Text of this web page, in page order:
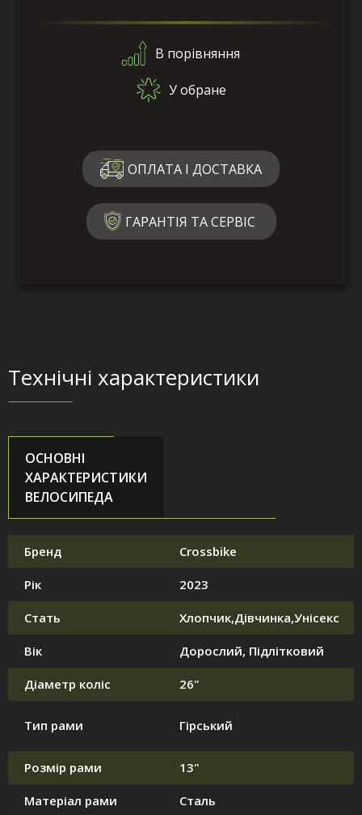
В порівняння
У обране
ОПЛАТА І ДОСТАВКА
ГАРАНТІЯ ТА СЕРВІС
Технічні характеристики
ОСНОВНІ
ХАРАКТЕРИСТИКИ
ВЕЛОСИПЕДА
Бренд Crossbike
Рік 2023
Стать Хлопчик,Дівчинка,Унісекс
Вік Дорослий, Підлітковий
Діаметр коліс 26"
Тип рами Гірський
Розмір рами 13"
Матеріал рами Сталь